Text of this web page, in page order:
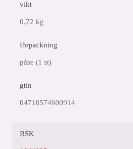
vikt
0,72 kg
förpackning
påse (1 st)
gtin
04710574600914
RSK